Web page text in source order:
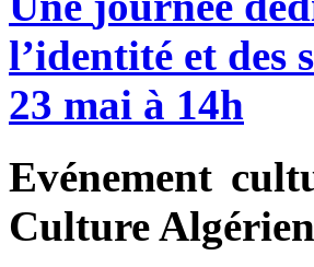
l’identité et des
23 mai à 14h
Evénement
Culture